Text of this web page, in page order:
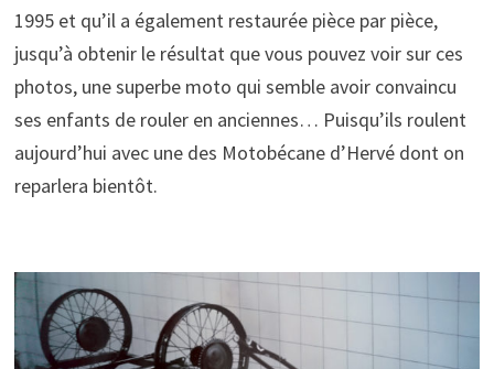
1995 et qu’il a également restaurée pièce par pièce,
jusqu’à obtenir le résultat que vous pouvez voir sur ces
photos, une superbe moto qui semble avoir convaincu
ses enfants de rouler en anciennes… Puisqu’ils roulent
aujourd’hui avec une des Motobécane d’Hervé dont on
reparlera bientôt.